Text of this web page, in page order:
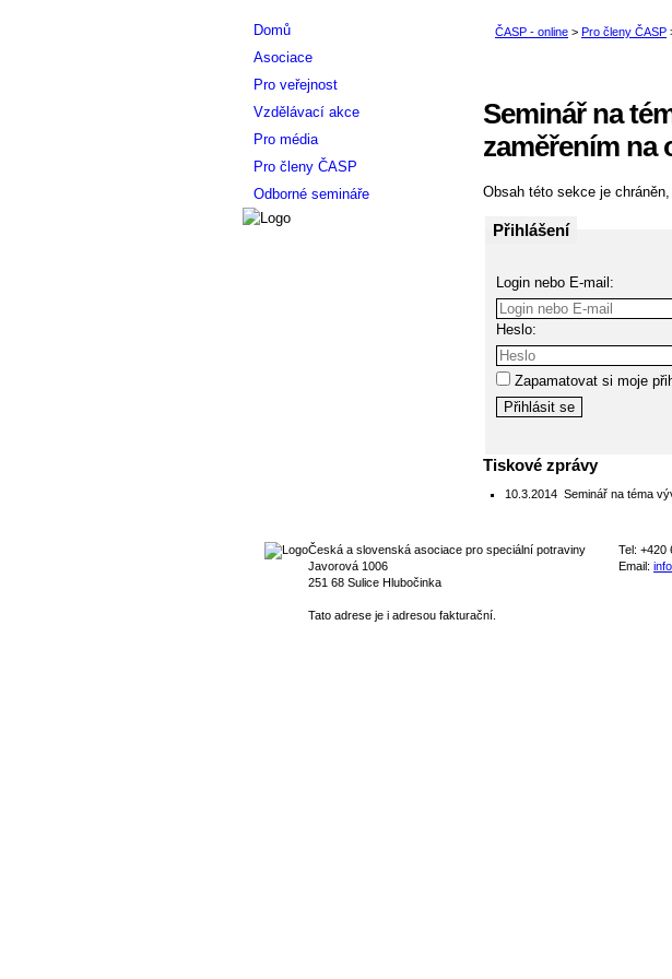
Seminář na
zaměřením na
Obsah této sekce je
Přihlášení
Login nebo E-mail:
Heslo:
Zapamatovat si moje
Tiskové zprávy
10.3.2014 Seminář na téma
Domů
Asociace
Pro veřejnost
Vzdělávací akce
Pro média
Pro členy ČASP
Odborné semináře
Česká a slovenská asociace pro speciální potraviny
Javorová 1006
251 68 Sulice Hlubočinka
Tato adrese je i adresou fakturační.
Tel: +420
Email: